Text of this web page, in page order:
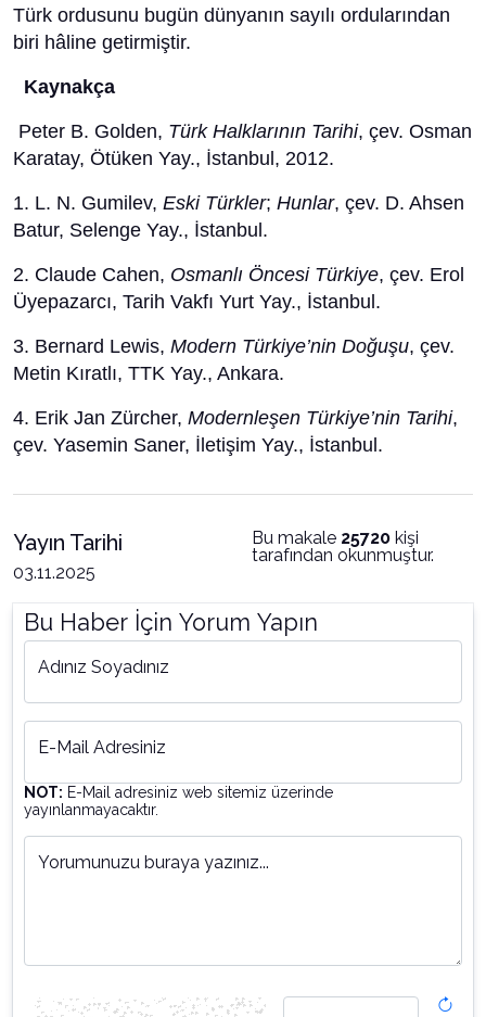
Türk ordusunu bugün dünyanın sayılı ordularından
biri hâline getirmiştir.
Kaynakça
Peter B. Golden, Türk Halklarının Tarihi, çev. Osman
Karatay, Ötüken Yay., İstanbul, 2012.
1. L. N. Gumilev, Eski Türkler; Hunlar, çev. D. Ahsen
Batur, Selenge Yay., İstanbul.
2. Claude Cahen, Osmanlı Öncesi Türkiye, çev. Erol
Üyepazarcı, Tarih Vakfı Yurt Yay., İstanbul.
3. Bernard Lewis, Modern Türkiye’nin Doğuşu, çev.
Metin Kıratlı, TTK Yay., Ankara.
4. Erik Jan Zürcher, Modernleşen Türkiye’nin Tarihi,
çev. Yasemin Saner, İletişim Yay., İstanbul.
Yayın Tarihi
03.11.2025
Bu makale 25720 kişi
tarafından okunmuştur.
Bu Haber İçin Yorum Yapın
Adınız Soyadınız
E-Mail Adresiniz
NOT: E-Mail adresiniz web sitemiz üzerinde
yayınlanmayacaktır.
Yorumunuzu buraya yazınız...